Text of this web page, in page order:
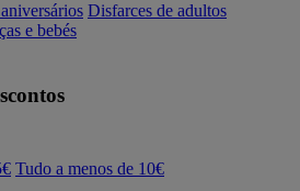
Disfarces de adultos
e bebés
Tudo a menos de 10€